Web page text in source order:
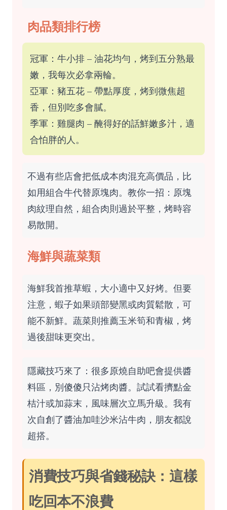
肉品類排行榜
冠軍：牛小排 – 油花均勻，烤到五分熟最
嫩，我每次必拿兩輪。
亞軍：豬五花 – 帶點厚度，烤到微焦超
香，但別吃多會膩。
季軍：雞腿肉 – 醃得好的話鮮嫩多汁，適
合怕胖的人。
不過有些店會把低成本肉混充高價品，比
如用組合牛代替原塊肉。教你一招：原塊
肉紋理自然，組合肉則過於平整，烤時容
易散開。
海鮮與蔬菜類
海鮮我首推草蝦，大小適中又好烤。但要
注意，蝦子如果頭部變黑或肉質鬆散，可
能不新鮮。蔬菜則推薦玉米筍和青椒，烤
過後甜味更突出。
隱藏技巧來了：很多原燒自助吧會提供醬
料區，別傻傻只沾烤肉醬。試試看擠點金
桔汁或加蒜末，風味層次立馬升級。我有
次自創了醬油加哇沙米沾牛肉，朋友都說
超搭。
消費技巧與省錢秘訣：這樣
吃回本不浪費